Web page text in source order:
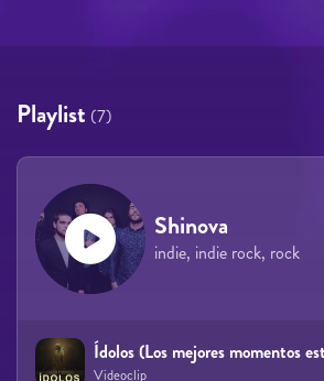
Playlist (7)
Shinova
indie, indie rock, rock
Videoclip